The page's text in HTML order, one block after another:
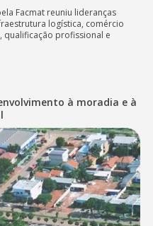
Facmat reuniu lideranças
logística, comércio
qualificação profissional e
à moradia e à